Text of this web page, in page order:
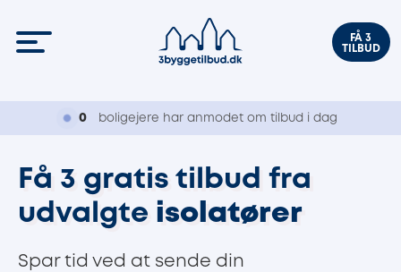
FÅ 3
TILBUD
0 boligejere har anmodet om tilbud i dag
Få 3 gratis tilbud fra
udvalgte isolatører
Spar tid ved at sende din